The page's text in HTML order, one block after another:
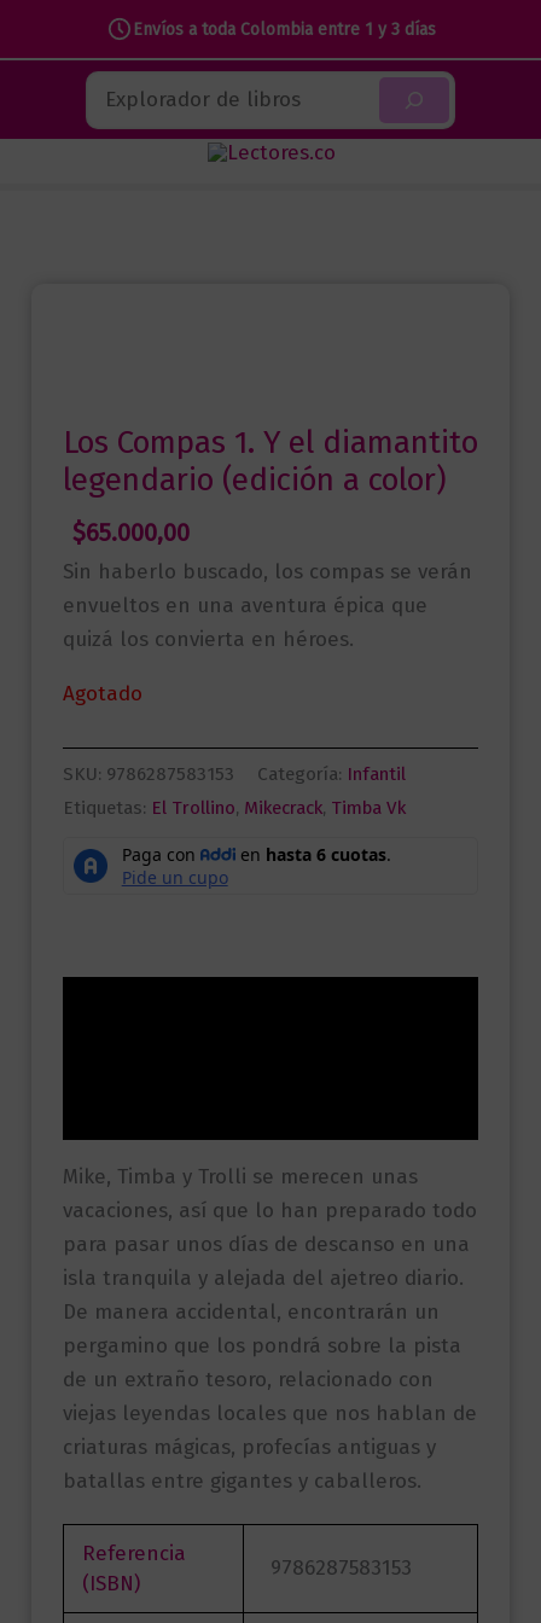
Envíos a toda Colombia entre 1 y 3 días
contenido
Buscar
Los Compas 1. Y el diamantito
legendario (edición a color)
$65.000,00
Sin haberlo buscado, los compas se verán
envueltos en una aventura épica que
quizá los convierta en héroes.
Agotado
SKU: 9786287583153 Categoría: Infantil
Etiquetas: El Trollino, Mikecrack, Timba Vk
Mike, Timba y Trolli se merecen unas
vacaciones, así que lo han preparado todo
para pasar unos días de descanso en una
isla tranquila y alejada del ajetreo diario.
De manera accidental, encontrarán un
pergamino que los pondrá sobre la pista
de un extraño tesoro, relacionado con
viejas leyendas locales que nos hablan de
criaturas mágicas, profecías antiguas y
batallas entre gigantes y caballeros.
Referencia
(ISBN)
9786287583153